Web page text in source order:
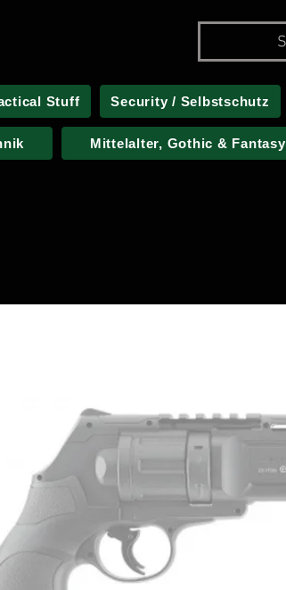
Stuff Security / Selbstschutz
Mittelalter, Gothic & Fantasy